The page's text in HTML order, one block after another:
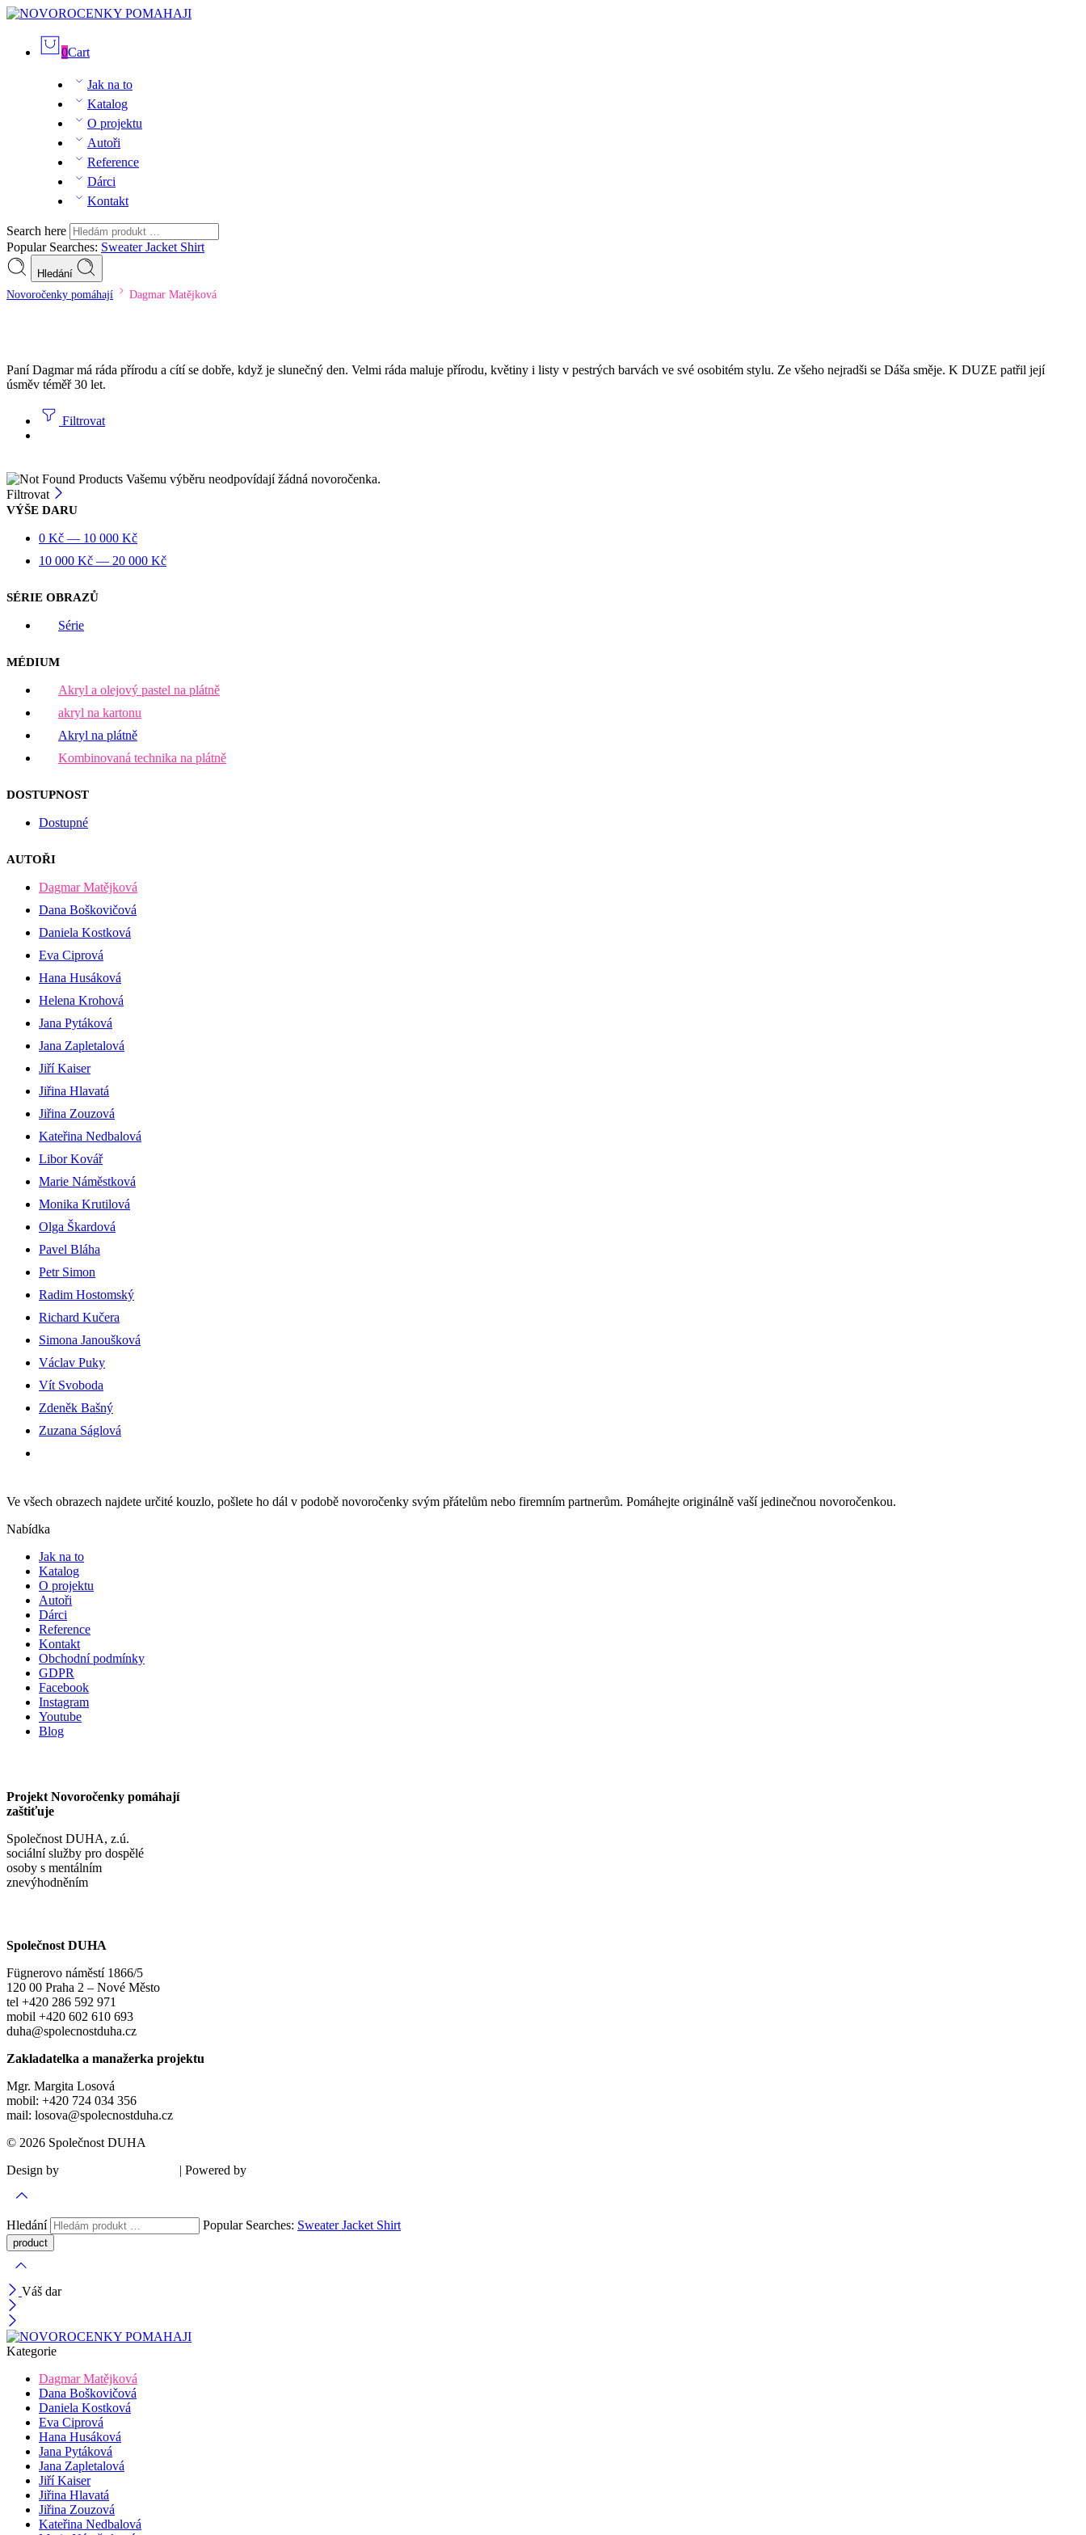
0Cart
Jak na to
Katalog
O projektu
Autoři
Reference
Dárci
Kontakt
Search here
Popular Searches: SweaterJacket Shirt
Hledání
Novoročenky pomáhají Dagmar Matějková
Paní Dagmar má ráda přírodu a cítí se dobře, když je slunečný den. Velmi ráda maluje přírodu, květiny i listy v pestrých barvách ve své osobitém stylu. Ze všeho nejradši se Dáša směje. K DUZE patřil její
úsměv téměř 30 let.
Filtrovat
Vašemu výběru neodpovídají žádná novoročenka.
Filtrovat
VÝŠE DARU
0 Kč — 10 000 Kč
10 000 Kč — 20 000 Kč
SÉRIE OBRAZŮ
Série
MÉDIUM
Akryl a olejový pastel na plátně
akryl na kartonu
Akryl na plátně
Kombinovaná technika na plátně
DOSTUPNOST
Dostupné
AUTOŘI
Dagmar Matějková
Dana Boškovičová
Daniela Kostková
Eva Ciprová
Hana Husáková
Helena Krohová
Jana Pytáková
Jana Zapletalová
Jiří Kaiser
Jiřina Hlavatá
Jiřina Zouzová
Kateřina Nedbalová
Libor Kovář
Marie Náměstková
Monika Krutilová
Olga Škardová
Pavel Bláha
Petr Simon
Radim Hostomský
Richard Kučera
Simona Janoušková
Václav Puky
Vít Svoboda
Zdeněk Bašný
Zuzana Ságlová
Ve všech obrazech najdete určité kouzlo, pošlete ho dál v podobě novoročenky svým přátelům nebo firemním partnerům. Pomáhejte originálně vaší jedinečnou novoročenkou.
Nabídka
Jak na to
Katalog
O projektu
Autoři
Dárci
Reference
Kontakt
Obchodní podmínky
GDPR
Facebook
Instagram
Youtube
Blog
Projekt Novoročenky pomáhají
zaštiťuje
Společnost DUHA, z.ú.
sociální služby pro dospělé
osoby s mentálním
znevýhodněním
Společnost DUHA
Fügnerovo náměstí 1866/5
120 00 Praha 2 – Nové Město
tel +420 286 592 971
mobil +420 602 610 693
duha@spolecnostduha.cz
Zakladatelka a manažerka projektu
Mgr. Margita Losová
mobil: +420 724 034 356
mail: losova@spolecnostduha.cz
© 2026 Společnost DUHA
Design by
| Powered by
Hledání Popular Searches: SweaterJacket Shirt
Váš dar
Kategorie
Dagmar Matějková
Dana Boškovičová
Daniela Kostková
Eva Ciprová
Hana Husáková
Jana Pytáková
Jana Zapletalová
Jiří Kaiser
Jiřina Hlavatá
Jiřina Zouzová
Kateřina Nedbalová